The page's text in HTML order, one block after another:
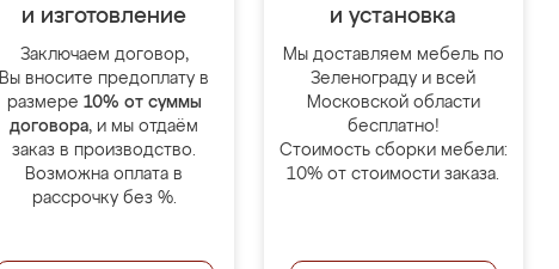
и изготовление
Заключаем договор,
Вы вносите предоплату в
размере 10% от суммы
договора, и мы отдаём
заказ в производство.
Возможна оплата в
рассрочку без %.
и установка
Мы доставляем мебель по
Зеленограду и всей
Московской области
бесплатно!
Стоимость сборки мебели:
10% от стоимости заказа.